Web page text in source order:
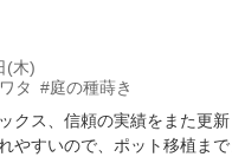
(木)
タ #庭の種蒔き
クス、信頼の実績をまた更
やすいので、ポット移植ま